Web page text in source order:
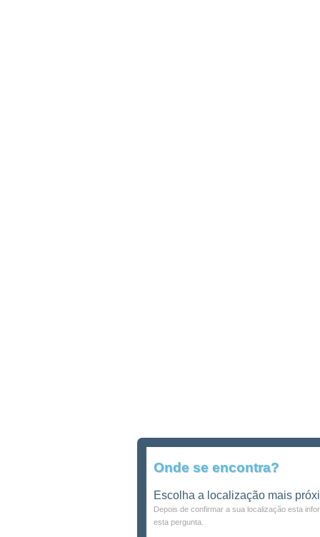
Onde se encontra?
Escolha a localização mais
Depois de confirmar a sua localização esta
esta pergunta.